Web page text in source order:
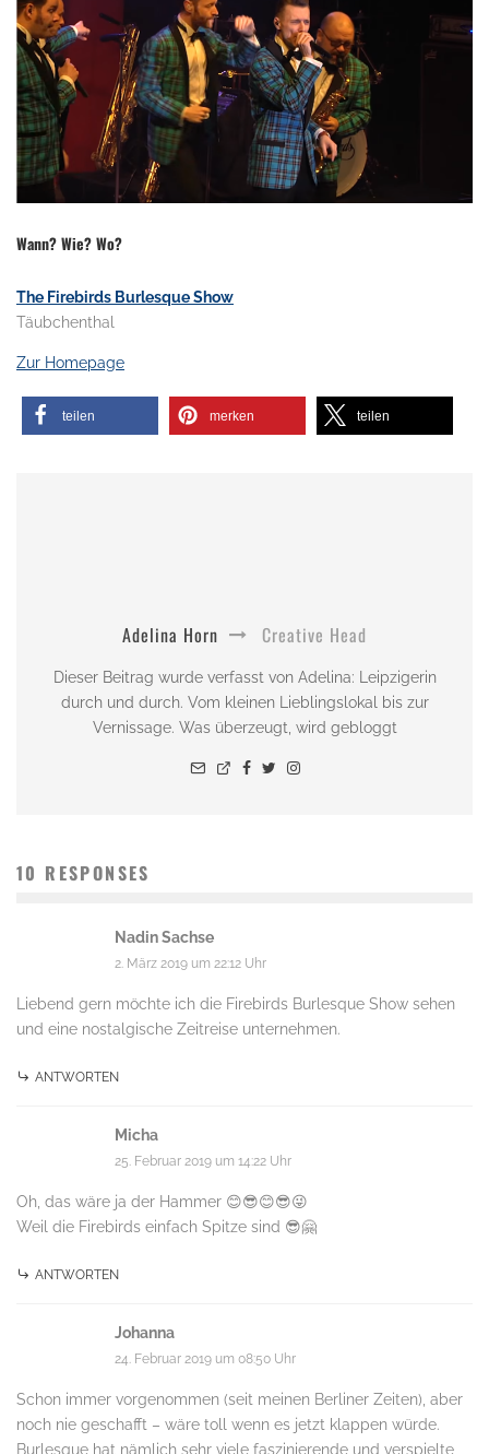
Wann? Wie? Wo?
The Firebirds Burlesque Show
Täubchenthal
Zur Homepage
teilen merken teilen
Adelina Horn Creative Head
Dieser Beitrag wurde verfasst von Adelina: Leipzigerin
durch und durch. Vom kleinen Lieblingslokal bis zur
Vernissage. Was überzeugt, wird gebloggt
10 RESPONSES
Nadin Sachse
2. März 2019 um 22:12 Uhr
Liebend gern möchte ich die Firebirds Burlesque Show sehen
und eine nostalgische Zeitreise unternehmen.
ANTWORTEN
Micha
25. Februar 2019 um 14:22 Uhr
Oh, das wäre ja der Hammer 😊😎😊😎😜
Weil die Firebirds einfach Spitze sind 😎🤗
ANTWORTEN
Johanna
24. Februar 2019 um 08:50 Uhr
Schon immer vorgenommen (seit meinen Berliner Zeiten), aber
noch nie geschafft – wäre toll wenn es jetzt klappen würde.
Burlesque hat nämlich sehr viele faszinierende und verspielte